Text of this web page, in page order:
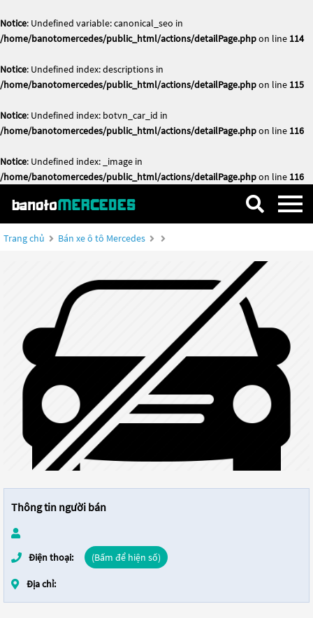
Notice: Undefined variable: canonical_seo in
/home/banotomercedes/public_html/actions/detailPage.phpon line 114
Notice: Undefined index: descriptions in
/home/banotomercedes/public_html/actions/detailPage.phpon line 115
Notice: Undefined index: botvn_car_id in
/home/banotomercedes/public_html/actions/detailPage.phpon line 116
Notice: Undefined index: _image in
/home/banotomercedes/public_html/actions/detailPage.phpon line 116
Trang chủ Bán xe ô tô Mercedes
Thông tin người bán
Điện thoại: (Bấm để hiện số)
Địa chỉ: